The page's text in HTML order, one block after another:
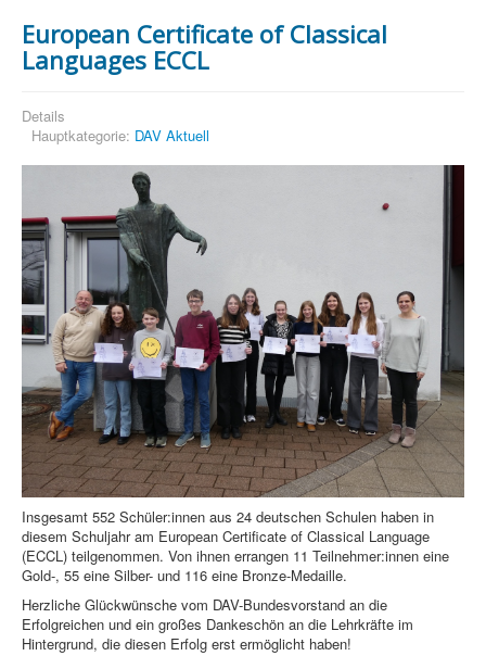
European Certificate of Classical
Languages ECCL
Details
Hauptkategorie: DAV Aktuell
Insgesamt 552 Schüler:innen aus 24 deutschen Schulen haben in
diesem Schuljahr am European Certificate of Classical Language
(ECCL) teilgenommen. Von ihnen errangen 11 Teilnehmer:innen eine
Gold-, 55 eine Silber- und 116 eine Bronze-Medaille.
Herzliche Glückwünsche vom DAV-Bundesvorstand an die
Erfolgreichen und ein großes Dankeschön an die Lehrkräfte im
Hintergrund, die diesen Erfolg erst ermöglicht haben!